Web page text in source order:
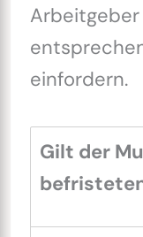
einfordern.
Gilt der